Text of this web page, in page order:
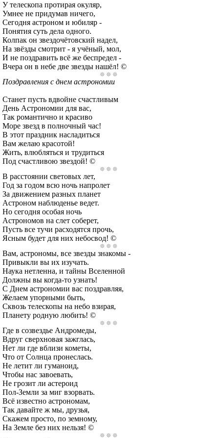
У телескопа протирая окуляр,
Умнее не придумав ничего,
Сегодня астроном и юбиляр -
Понятия суть дела одного.
Колпак он звездочётовский надел,
На звёзды смотрит - я учёный, мол,
И не поздравить всё же беспредел -
Вчера он в небе две звезды нашёл! ©
Поздравления с днем астрономии
Станет пусть вдвойне счастливым
День Астрономии для вас,
Так романтично и красиво
Море звезд в полночный час!
В этот праздник насладиться
Вам желаю красотой!
Жить, влюбляться и трудиться
Под счастливою звездой! ©
В расстоянии световых лет,
Год за годом всю ночь напролет
За движением разных планет
Астроном наблюденье ведет.
Но сегодня особая ночь
Астрономов на слет соберет,
Пусть все тучи расходятся прочь,
Ясным будет для них небосвод! ©
Вам, астрономы, все звезды знакомы -
Привыкли вы их изучать.
Наука нетленна, и тайны Вселенной
Должны вы когда-то узнать!
С Днем астрономии вас поздравляя,
Желаем упорными быть,
Сквозь телескопы на небо взирая,
Планету родную любить! ©
Где в созвездье Андромеды,
Вдруг сверхновая зажглась,
Нет ли где вблизи кометы,
Что от Солнца пронеслась.
Не летит ли гуманоид,
Чтобы нас завоевать,
Не грозит ли астероид
Пол-Земли за миг взорвать.
Всё известно астрономам,
Так давайте ж мы, друзья,
Скажем просто, по земному,
На Земле без них нельзя! ©